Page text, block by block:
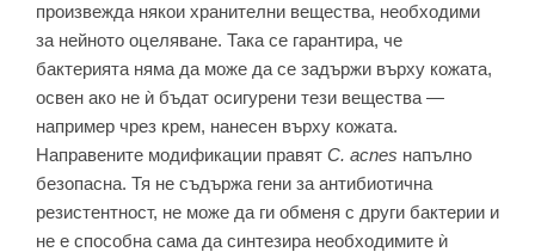
произвежда някои хранителни вещества, необходими
за нейното оцеляване. Така се гарантира, че
бактерията няма да може да се задържи върху кожата,
освен ако не ѝ бъдат осигурени тези вещества —
например чрез крем, нанесен върху кожата.
Направените модификации правят C. acnes напълно
безопасна. Тя не съдържа гени за антибиотична
резистентност, не може да ги обменя с други бактерии и
не е способна сама да синтезира необходимите ѝ